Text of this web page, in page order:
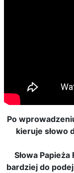
Po
kieruje słowo
Słowa
bardziej do